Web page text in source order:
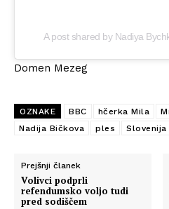
A post shared by Nadiya
Domen Mezeg
OZNAKE BBC hčerka Mila
Nadija Bičkova
ples Slovenija
Prejšnji članek
Volivci podprli
refendumsko voljo tudi
pred sodiščem